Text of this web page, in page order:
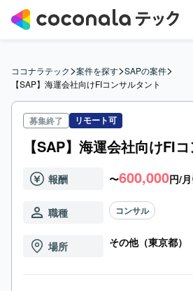
ココナラテック>案件を探す>SAPの案件>
【SAP】海運会社向けFIコンサルタント
募集終了 リモート可
【SAP】海運会社向けFI
報酬 〜600,000円/月
職種 コンサル
場所 その他（東京都）